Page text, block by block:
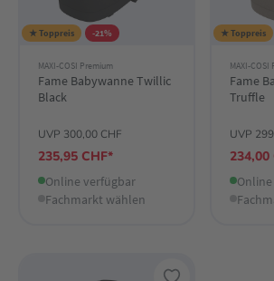
★ Toppreis -21%
MAXI-COSI Premium
Fame Babywanne Twillic
Black
UVP 300,00 CHF
235,95 CHF*
Online verfügbar
Fachmarkt wählen
★ Toppreis
MAXI-COSI
Fame
Truffle
UVP
234,00